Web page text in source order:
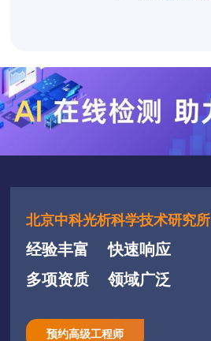
北京中科光析科学技术研究所
经验丰富
快速响应
多项资质
领域广泛
预约高级工程师